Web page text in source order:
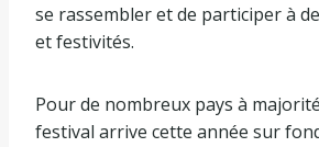
se rassembler et de participer à
et festivités.
Pour de nombreux pays à
festival arrive cette année sur